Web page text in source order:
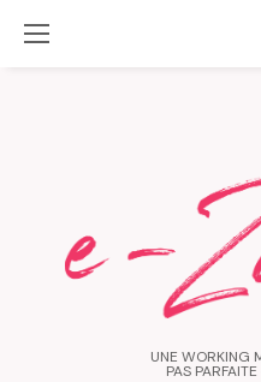
UNE WORKING
PAS